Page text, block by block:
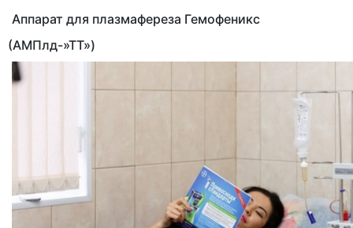
Аппарат для плазмафереза Гемофеникс
(АМПлд-»ТТ»)